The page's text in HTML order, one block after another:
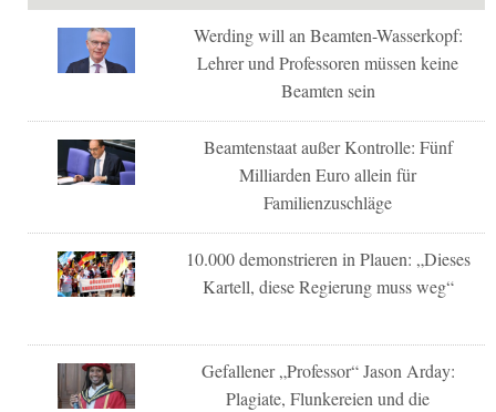
Werding will an Beamten-Wasserkopf:
Lehrer und Professoren müssen keine
Beamten sein
Beamtenstaat außer Kontrolle: Fünf
Milliarden Euro allein für
Familienzuschläge
10.000 demonstrieren in Plauen: „Dieses
Kartell, diese Regierung muss weg“
Gefallener „Professor“ Jason Arday:
Plagiate, Flunkereien und die